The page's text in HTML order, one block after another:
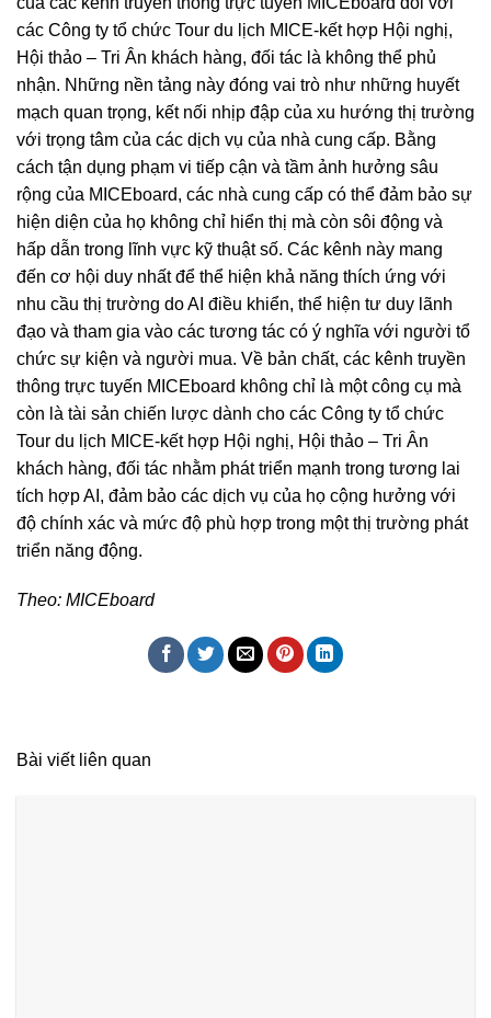
các Công ty tổ chức Tour du lịch MICE-kết hợp Hội nghị,
Hội thảo – Tri Ân khách hàng, đối tác là không thể phủ
nhận. Những nền tảng này đóng vai trò như những huyết
mạch quan trọng, kết nối nhịp đập của xu hướng thị trường
với trọng tâm của các dịch vụ của nhà cung cấp. Bằng
cách tận dụng phạm vi tiếp cận và tầm ảnh hưởng sâu
rộng của MICEboard, các nhà cung cấp có thể đảm bảo sự
hiện diện của họ không chỉ hiển thị mà còn sôi động và
hấp dẫn trong lĩnh vực kỹ thuật số. Các kênh này mang
đến cơ hội duy nhất để thể hiện khả năng thích ứng với
nhu cầu thị trường do AI điều khiển, thể hiện tư duy lãnh
đạo và tham gia vào các tương tác có ý nghĩa với người tổ
chức sự kiện và người mua. Về bản chất, các kênh truyền
thông trực tuyến MICEboard không chỉ là một công cụ mà
còn là tài sản chiến lược dành cho các Công ty tổ chức
Tour du lịch MICE-kết hợp Hội nghị, Hội thảo – Tri Ân
khách hàng, đối tác nhằm phát triển mạnh trong tương lai
tích hợp AI, đảm bảo các dịch vụ của họ cộng hưởng với
độ chính xác và mức độ phù hợp trong một thị trường phát
triển năng động.
Theo: MICEboard
Bài viết liên quan